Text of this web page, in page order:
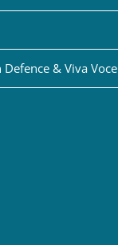
& Viva Voce